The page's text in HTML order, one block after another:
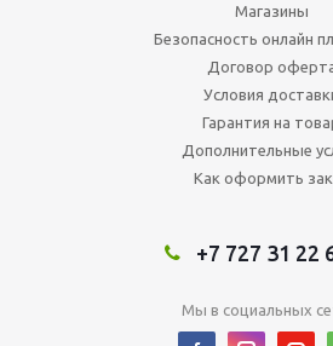
Магазины
Безопасность онлайн
Договор
Условия
Гарантия на
Дополнительные
Как оформить
+7 727 31 22
Мы в социальных